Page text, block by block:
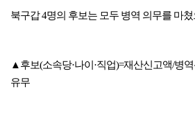
북구갑 4명의 후보는 모두 병역 의무를 마
▲후보(소속당·나이·직업)=재산신고액/병
유무